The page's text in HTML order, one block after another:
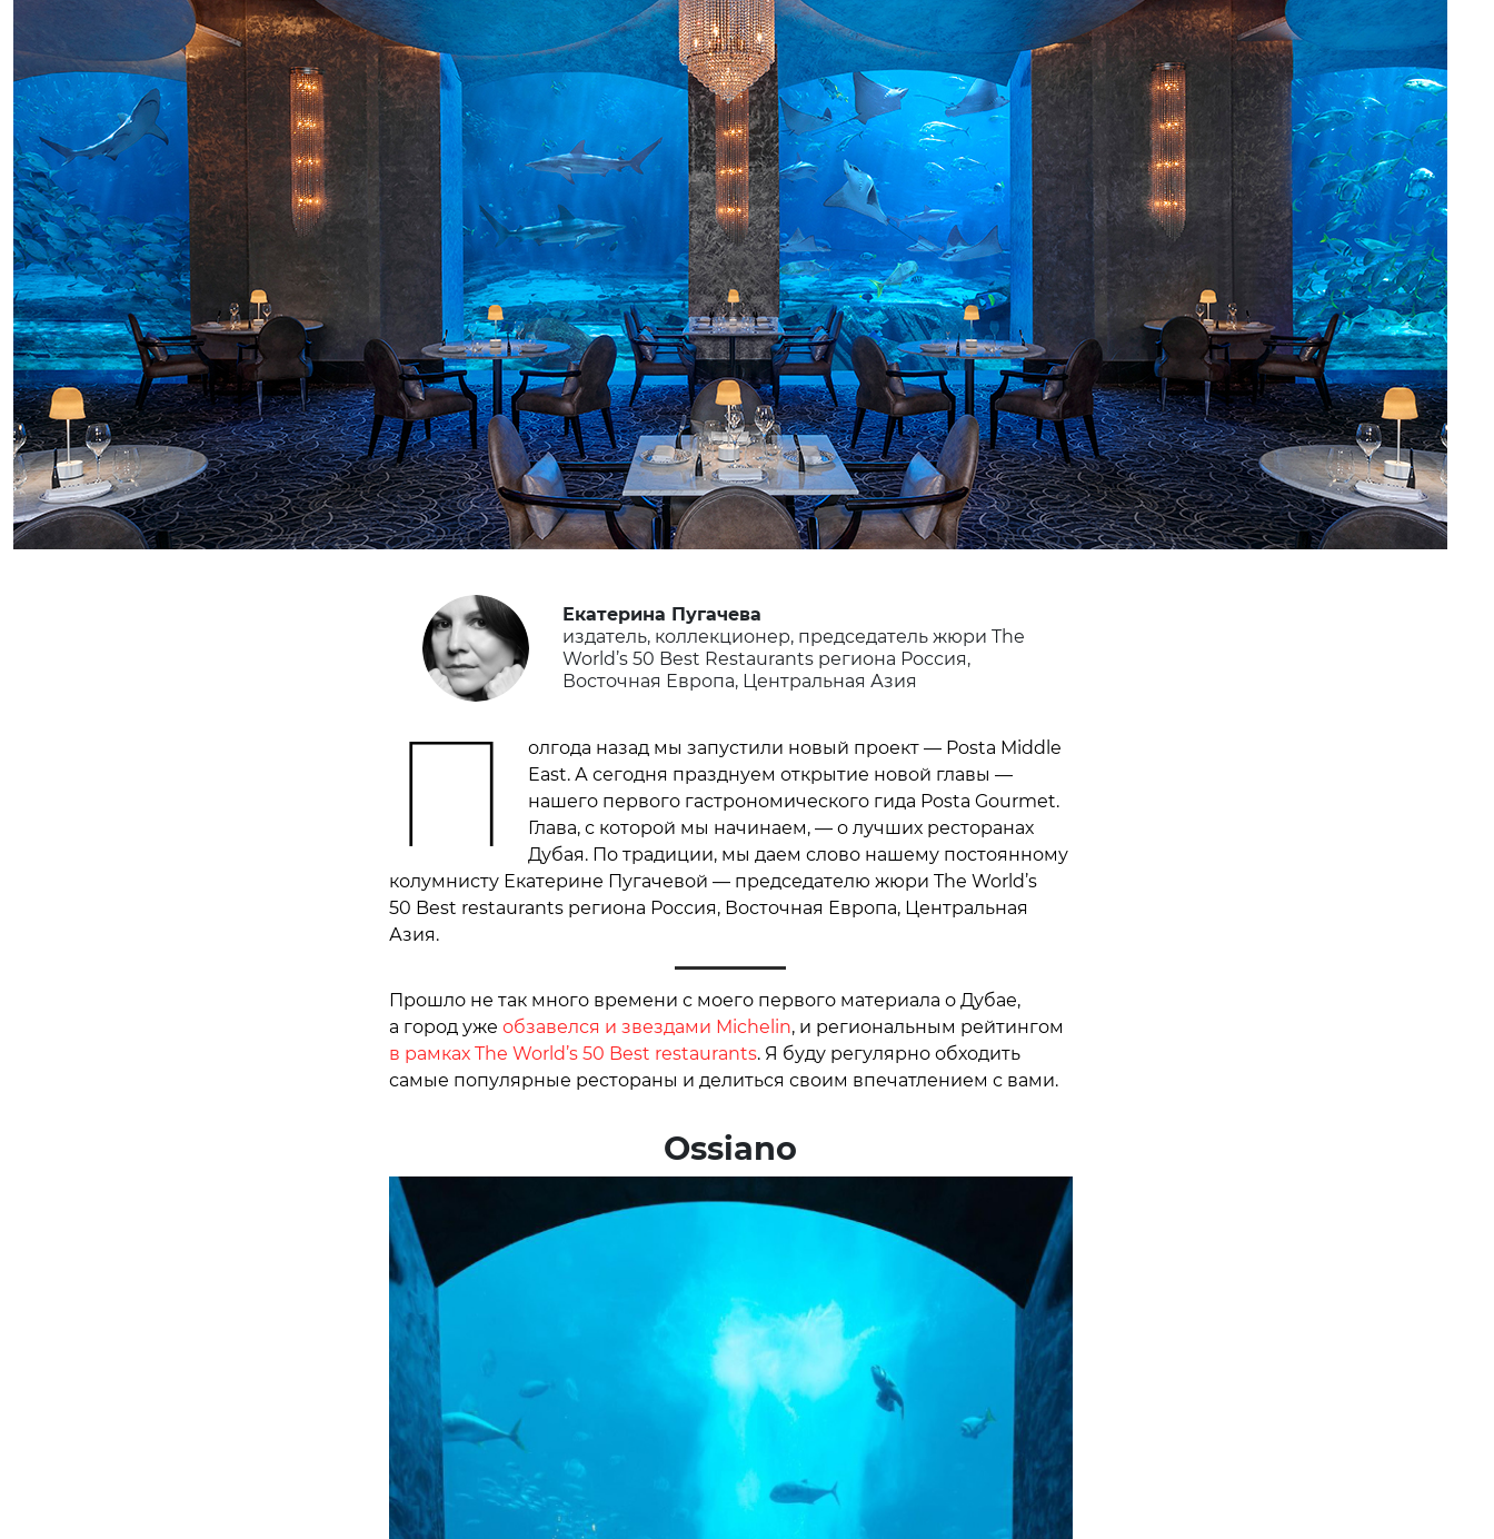
Екатерина Пугачева
издатель, коллекционер, председатель жюри The
World’s 50 Best Restaurants региона Россия,
Восточная Европа, Центральная Азия
П
олгода назад мы запустили новый проект — Posta Middle
East. А сегодня празднуем открытие новой главы —
нашего первого гастрономического гида Posta Gourmet.
Глава, с которой мы начинаем, — о лучших ресторанах
Дубая. По традиции, мы даем слово нашему постоянному
колумнисту Екатерине Пугачевой — председателю жюри The World’s
50 Best restaurants региона Россия, Восточная Европа, Центральная
Азия.
Прошло не так много времени с моего первого материала о Дубае,
а город уже обзавелся и звездами Michelin, и региональным рейтингом
в рамках The World’s 50 Best restaurants. Я буду регулярно обходить
самые популярные рестораны и делиться своим впечатлением с вами.
Ossiano